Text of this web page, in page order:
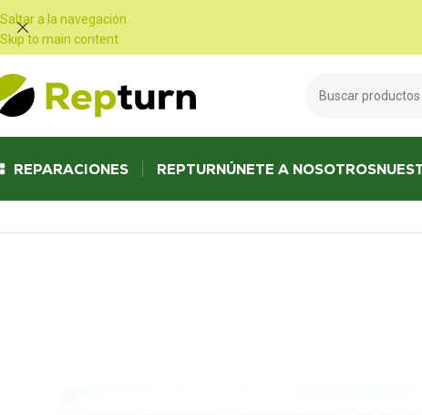
Saltar a la navegación
Skip to main content
REPARACIONES REPTURNÚNETE A NOSOTROS